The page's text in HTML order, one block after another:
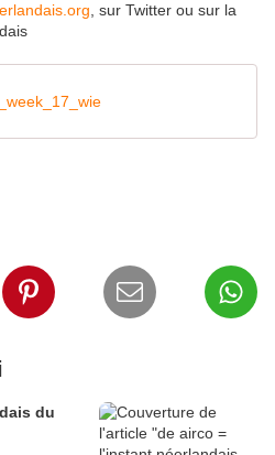
, sur Twitter ou sur la
du